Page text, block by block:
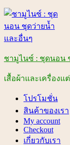
Skip
content
ชามูไนซ์ : ชุดนอน
เสื้อผ้าและเครื่อง
โปรโมชั่น
สินค้าของเรา
My account
Checkout
เกี่ยวกับเรา